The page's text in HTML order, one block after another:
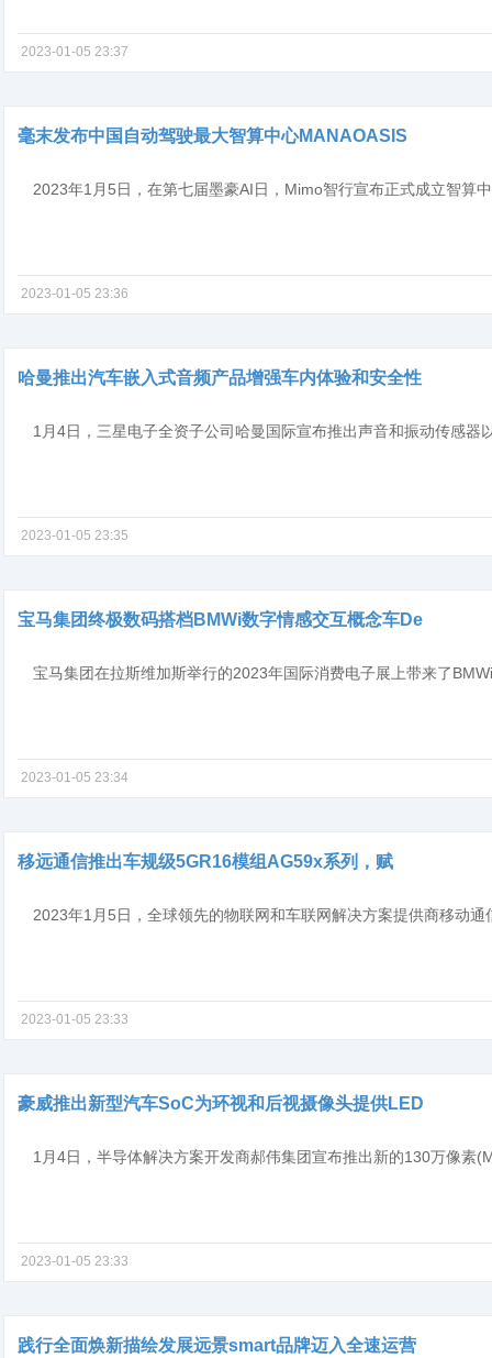
2023-01-05 23:37
毫末发布中国自动驾驶最大智算中心MANAOASIS
2023-01-05 23:36
哈曼推出汽车嵌入式音频产品增强车内体验和安全性
2023-01-05 23:35
宝马集团终极数码搭档BMWi数字情感交互概念车De
2023-01-05 23:34
移远通信推出车规级5GR16模组AG59x系列，赋
2023-01-05 23:33
豪威推出新型汽车SoC为环视和后视摄像头提供LED
2023-01-05 23:33
践行全面焕新描绘发展远景smart品牌迈入全速运营